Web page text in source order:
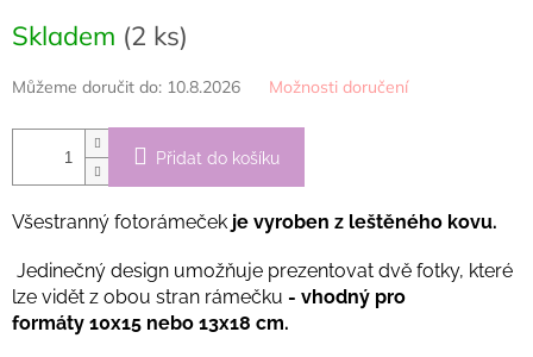
cena:
Skladem (2 ks)
Můžeme doručit do: 10.8.2026 Možnosti doručení
Přidat do košíku
Všestranný fotorámeček je vyroben z leštěného kovu.
Jedinečný design umožňuje prezentovat dvě fotky, které
lze vidět z obou stran rámečku - vhodný pro
formáty 10x15 nebo 13x18 cm.